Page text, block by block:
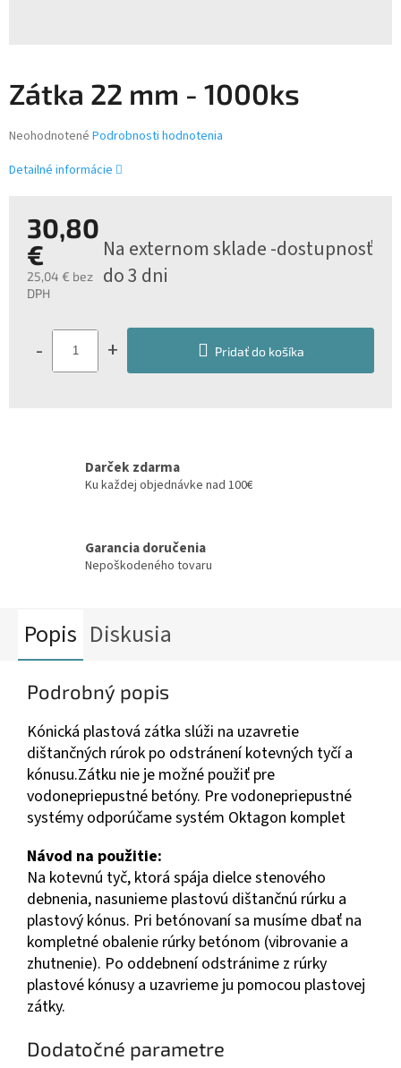
Zátka 22 mm - 1000ks
Priemerné
produktu
hviezdičiek.
Neohodnotené Podrobnosti hodnotenia
Detailné informácie
30,80
€
25,04 € bez
DPH
cena:
Na externom sklade -dostupnosť
do 3 dni
- + Pridať do košíka
Darček zdarma
Ku každej objednávke nad 100€
Garancia doručenia
Nepoškodeného tovaru
Popis Diskusia
Podrobný popis
Kónická plastová zátka slúži na uzavretie
dištančných rúrok po odstránení kotevných tyčí a
kónusu.Zátku nie je možné použiť pre
vodonepriepustné betóny. Pre vodonepriepustné
systémy odporúčame systém Oktagon komplet
Návod na použitie:
Na kotevnú tyč, ktorá spája dielce stenového
debnenia, nasunieme plastovú dištančnú rúrku a
plastový kónus. Pri betónovaní sa musíme dbať na
kompletné obalenie rúrky betónom (vibrovanie a
zhutnenie). Po oddebnení odstránime z rúrky
plastové kónusy a uzavrieme ju pomocou plastovej
zátky.
Dodatočné parametre